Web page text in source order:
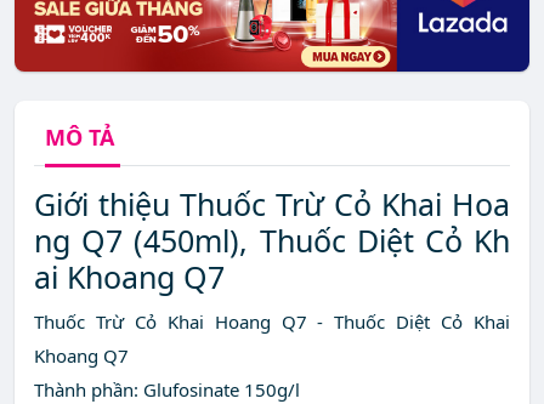
MÔ TẢ
Giới thiệu Thuốc Trừ Cỏ Khai Hoa
ng Q7 (450ml), Thuốc Diệt Cỏ Kh
ai Khoang Q7
Thuốc Trừ Cỏ Khai Hoang Q7 - Thuốc Diệt Cỏ Khai
Khoang Q7
Thành phần: Glufosinate 150g/l